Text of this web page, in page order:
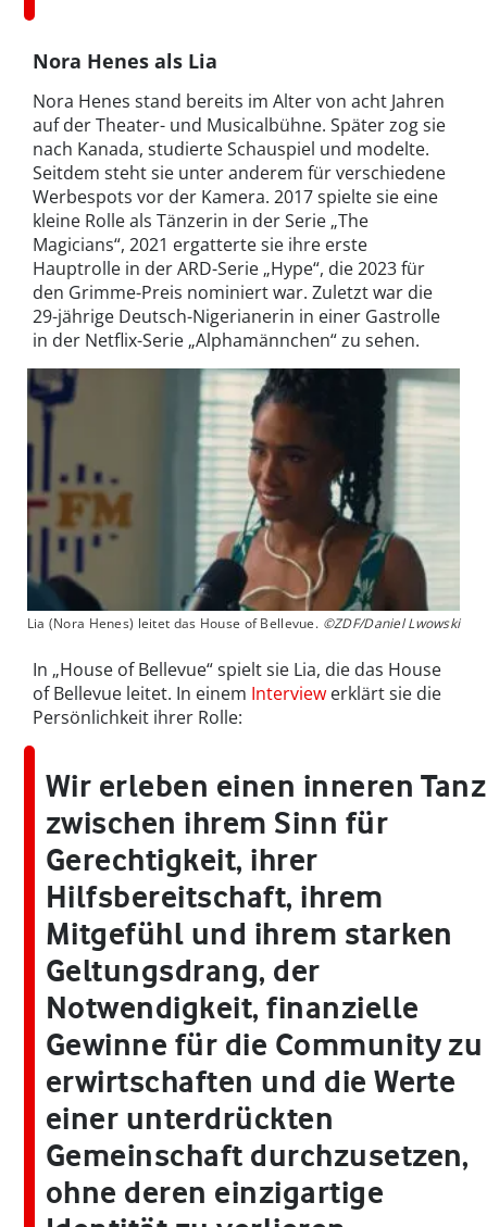
Nora Henes als Lia
Nora Henes stand bereits im Alter von acht Jahren
auf der Theater- und Musicalbühne. Später zog sie
nach Kanada, studierte Schauspiel und modelte.
Seitdem steht sie unter anderem für verschiedene
Werbespots vor der Kamera. 2017 spielte sie eine
kleine Rolle als Tänzerin in der Serie „The
Magicians“, 2021 ergatterte sie ihre erste
Hauptrolle in der ARD-Serie „Hype“, die 2023 für
den Grimme-Preis nominiert war. Zuletzt war die
29-jährige Deutsch-Nigerianerin in einer Gastrolle
in der Netflix-Serie „Alphamännchen“ zu sehen.
Lia (Nora Henes) leitet das House of Bellevue. ©ZDF/Daniel Lwowski
In „House of Bellevue“ spielt sie Lia, die das House
of Bellevue leitet. In einem Interview erklärt sie die
Persönlichkeit ihrer Rolle:
Wir erleben einen inneren Tanz
zwischen ihrem Sinn für
Gerechtigkeit, ihrer
Hilfsbereitschaft, ihrem
Mitgefühl und ihrem starken
Geltungsdrang, der
Notwendigkeit, finanzielle
Gewinne für die Community zu
erwirtschaften und die Werte
einer unterdrückten
Gemeinschaft durchzusetzen,
ohne deren einzigartige